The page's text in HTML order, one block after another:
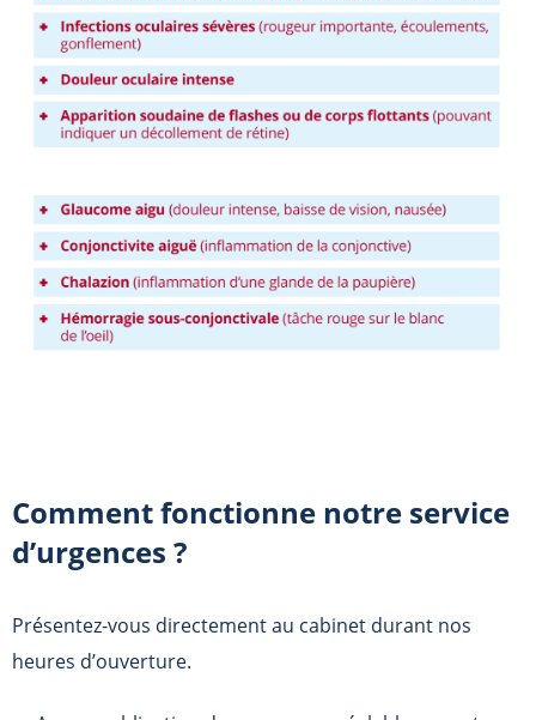
Comment fonctionne notre service
d’urgences ?
Présentez-vous directement au cabinet durant nos
heures d’ouverture.